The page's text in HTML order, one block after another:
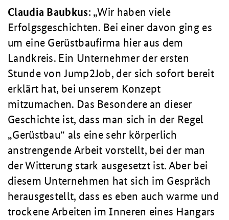
Claudia Baubkus: Wir haben viele
Erfolgsgeschichten. Bei einer davon ging es
um eine Gerüstbaufirma hier aus dem
Landkreis. Ein Unternehmer der ersten
Stunde von Jump2Job, der sich sofort bereit
erklärt hat, bei unserem Konzept
mitzumachen. Das Besondere an dieser
Geschichte ist, dass man sich in der Regel
„Gerüstbau“ als eine sehr körperlich
anstrengende Arbeit vorstellt, bei der man
der Witterung stark ausgesetzt ist. Aber bei
diesem Unternehmen hat sich im Gespräch
herausgestellt, dass es eben auch warme und
trockene Arbeiten im Inneren eines Hangars